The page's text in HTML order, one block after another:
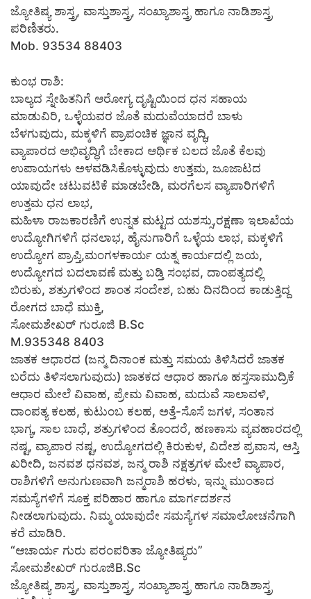
ಜ್ಯೋತಿಷ್ಯ ಶಾಸ್ತ್ರ, ವಾಸ್ತುಶಾಸ್ತ್ರ, ಸಂಖ್ಯಾಶಾಸ್ತ್ರ ಹಾಗೂ ನಾಡಿಶಾಸ್ತ್ರ
ಪರಿಣಿತರು.
Mob. 93534 88403
ಕುಂಭ ರಾಶಿ:
ಬಾಲ್ಯದ ಸ್ನೇಹಿತನಿಗೆ ಆರೋಗ್ಯ ದೃಷ್ಟಿಯಿಂದ ಧನ ಸಹಾಯ
ಮಾಡುವಿರಿ, ಒಳ್ಳೆಯವರ ಜೊತೆ ಮದುವೆಯಾದರೆ ಬಾಳು
ಬೆಳಗುವುದು, ಮಕ್ಕಳಿಗೆ ಪ್ರಾಪಂಚಿಕ ಜ್ಞಾನ ವೃದ್ಧಿ,
ವ್ಯಾಪಾರದ ಅಭಿವೃದ್ಧಿಗೆ ಬೇಕಾದ ಆರ್ಥಿಕ ಬಲದ ಜೊತೆ ಕೆಲವು
ಉಪಾಯಗಳು ಅಳವಡಿಸಿಕೊಳ್ಳುವುದು ಉತ್ತಮ, ಜೂಜಾಟದ
ಯಾವುದೇ ಚಟುವಟಿಕೆ ಮಾಡಬೇಡಿ, ಮರಗೆಲಸ ವ್ಯಾಪಾರಿಗಳಿಗೆ
ಉತ್ತಮ ಧನ ಲಾಭ,
ಮಹಿಳಾ ರಾಜಕಾರಣಿಗೆ ಉನ್ನತ ಮಟ್ಟದ ಯಶಸ್ಸು,ರಕ್ಷಣಾ ಇಲಾಖೆಯ
ಉದ್ಯೋಗಿಗಳಿಗೆ ಧನಲಾಭ, ಹೈನುಗಾರಿಗೆ ಒಳ್ಳೆಯ ಲಾಭ, ಮಕ್ಕಳಿಗೆ
ಉದ್ಯೋಗ ಪ್ರಾಪ್ತಿ,ಮಂಗಳಕಾರ್ಯ ಯತ್ನ ಕಾರ್ಯದಲ್ಲಿ ಜಯ,
ಉದ್ಯೋಗದ ಬದಲಾವಣೆ ಮತ್ತು ಬಡ್ತಿ ಸಂಭವ, ದಾಂಪತ್ಯದಲ್ಲಿ
ಬಿರುಕು, ಶತ್ರುಗಳಿಂದ ಶಾಂತ ಸಂದೇಶ, ಬಹು ದಿನದಿಂದ ಕಾಡುತ್ತಿದ್ದ
ರೋಗದ ಬಾಧೆ ಮುಕ್ತಿ,
ಸೋಮಶೇಖರ್ ಗುರೂಜಿ B.Sc
M.935348 8403
ಜಾತಕ ಆಧಾರದ (ಜನ್ಮ ದಿನಾಂಕ ಮತ್ತು ಸಮಯ ತಿಳಿಸಿದರೆ ಜಾತಕ
ಬರೆದು ತಿಳಿಸಲಾಗುವುದು) ಜಾತಕದ ಆಧಾರ ಹಾಗೂ ಹಸ್ತಸಾಮುದ್ರಿಕೆ
ಆಧಾರ ಮೇಲೆ ವಿವಾಹ, ಪ್ರೇಮ ವಿವಾಹ, ಮದುವೆ ಸಾಲಾವಳಿ,
ದಾಂಪತ್ಯ ಕಲಹ, ಕುಟುಂಬ ಕಲಹ, ಅತ್ತೆ-ಸೊಸೆ ಜಗಳ, ಸಂತಾನ
ಭಾಗ್ಯ, ಸಾಲ ಬಾಧೆ, ಶತ್ರುಗಳಿಂದ ತೊಂದರೆ, ಹಣಕಾಸು ವ್ಯವಹಾರದಲ್ಲಿ
ನಷ್ಟ, ವ್ಯಾಪಾರ ನಷ್ಟ, ಉದ್ಯೋಗದಲ್ಲಿ ಕಿರುಕುಳ, ವಿದೇಶ ಪ್ರವಾಸ, ಆಸ್ತಿ
ಖರೀದಿ, ಜನವಶ ಧನವಶ, ಜನ್ಮ ರಾಶಿ ನಕ್ಷತ್ರಗಳ ಮೇಲೆ ವ್ಯಾಪಾರ,
ರಾಶಿಗಳಿಗೆ ಅನುಗುಣವಾಗಿ ಜನ್ಮರಾಶಿ ಹರಳು, ಇನ್ನು ಮುಂತಾದ
ಸಮಸ್ಯೆಗಳಿಗೆ ಸೂಕ್ತ ಪರಿಹಾರ ಹಾಗೂ ಮಾರ್ಗದರ್ಶನ
ನೀಡಲಾಗುವುದು. ನಿಮ್ಮ ಯಾವುದೇ ಸಮಸ್ಯೆಗಳ ಸಮಾಲೋಚನೆಗಾಗಿ
ಕರೆ ಮಾಡಿರಿ.
“ಆಚಾರ್ಯ ಗುರು ಪರಂಪರಿತಾ ಜ್ಯೋತಿಷ್ಯರು”
ಸೋಮಶೇಖರ್ ಗುರೂಜಿB.Sc
ಜ್ಯೋತಿಷ್ಯ ಶಾಸ್ತ್ರ, ವಾಸ್ತುಶಾಸ್ತ್ರ, ಸಂಖ್ಯಾಶಾಸ್ತ್ರ ಹಾಗೂ ನಾಡಿಶಾಸ್ತ್ರ